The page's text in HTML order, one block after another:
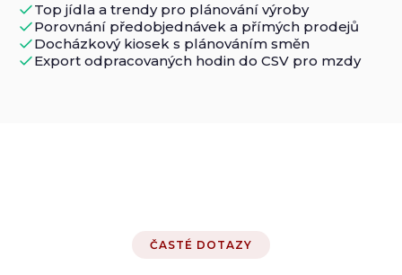
Top jídla a trendy pro plánování výroby
Porovnání předobjednávek a přímých prodejů
Docházkový kiosek s plánováním směn
Export odpracovaných hodin do CSV pro mzdy
ČASTÉ DOTAZY